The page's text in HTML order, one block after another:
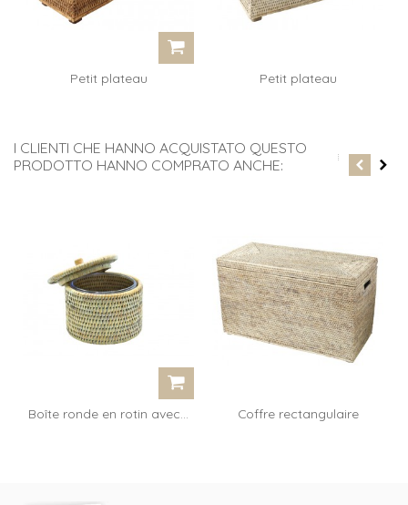
Petit plateau
Petit plateau
I CLIENTI CHE HANNO ACQUISTATO QUESTO
PRODOTTO HANNO COMPRATO ANCHE:
Boîte ronde en rotin avec...
Coffre rectangulaire